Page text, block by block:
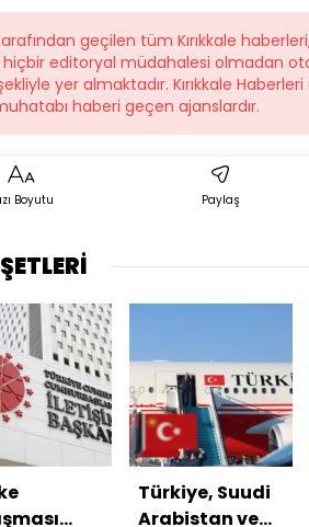
geçilen tüm Kırıkkale
editoryal müdahalesi olmadan
yer almaktadır. Kırıkkale
haberi geçen ajanslardır.
Boyutu Paylaş
Türkiye, Suudi
Arabistan ve